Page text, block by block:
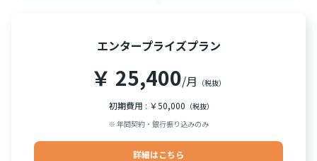
エンタープライズプラン
￥ 25,400/月 （税抜）
初期費用 : ￥50,000 （税抜）
※ 年間契約・銀行振り込みのみ
詳細はこちら